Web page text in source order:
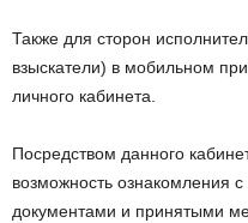
Также для сторон
взыскатели) в мобильном
личного кабинета.
Посредством данного
возможность ознакомления
документами и принятыми